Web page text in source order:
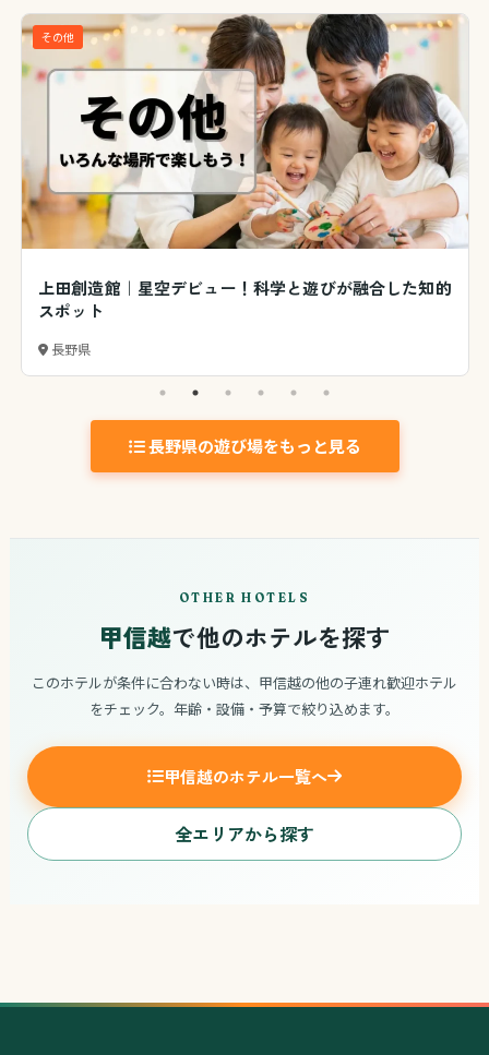
その他
上田創造館｜星空デビュー！科学と遊びが融合した知的
スポット
長野県
長野県の遊び場をもっと見る
OTHER HOTELS
甲信越で他のホテルを探す
このホテルが条件に合わない時は、甲信越の他の子連れ歓迎ホテル
をチェック。年齢・設備・予算で絞り込めます。
甲信越のホテル一覧へ
全エリアから探す